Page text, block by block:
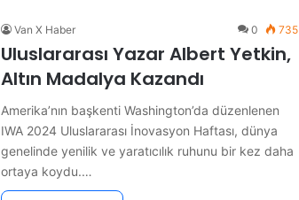
Van X Haber 0 735
Uluslararası Yazar Albert Yetkin,
Altın Madalya Kazandı
Amerika’nın başkenti Washington’da düzenlenen
IWA 2024 Uluslararası İnovasyon Haftası, dünya
genelinde yenilik ve yaratıcılık ruhunu bir kez daha
ortaya koydu.…